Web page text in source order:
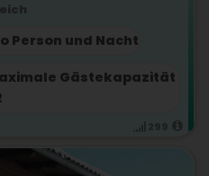
Person und Nacht
Gästekapazität